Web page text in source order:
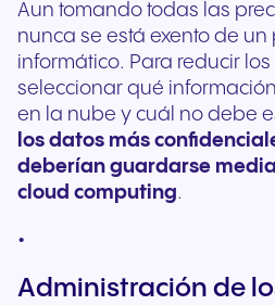
Aun tomando todas las
nunca se está exento de
informático. Para reducir
seleccionar qué
en la nube y cuál no debe
los datos más
deberían guardarse
cloud computing.
Administración de